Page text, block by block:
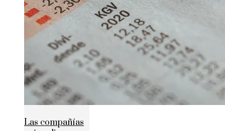
Las compañías